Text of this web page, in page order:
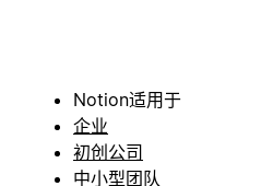
Notion适用于
企业
初创公司
中小型团队